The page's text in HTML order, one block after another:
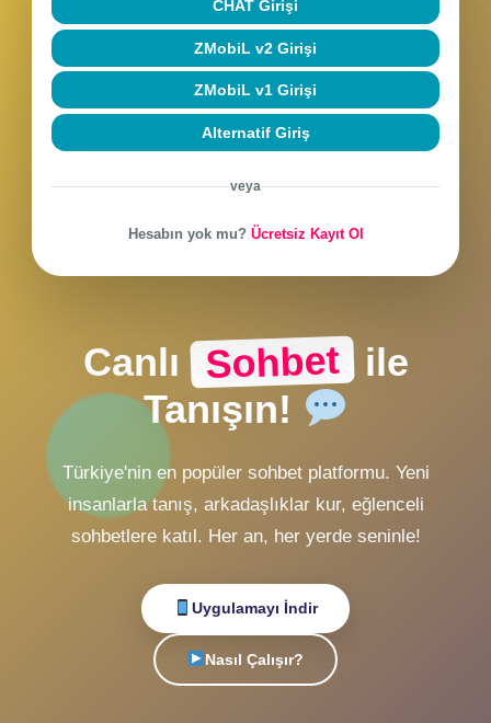
Canlı Sohbet ile
Tanışın!
Türkiye'nin en popüler sohbet platformu. Yeni
Şifremi unuttum
SOHBETE BAĞLAN
CHAT Girişi
ZMobiL v2 Girişi
ZMobiL v1 Girişi
veya
Hesabın yok mu? Ücretsiz Kayıt Ol